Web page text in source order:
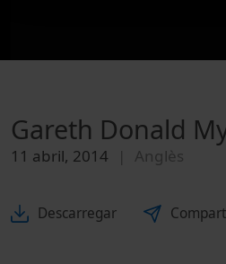
Gareth Donald
11 abril, 2014 Anglès
Descarregar